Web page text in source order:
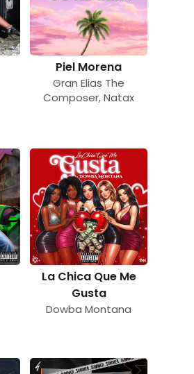
Piel Morena
Gran Elias The
Composer,Natax
La Chica Que Me
Gusta
Dowba Montana